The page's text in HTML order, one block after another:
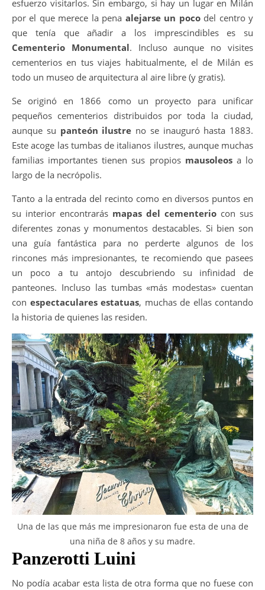
esfuerzo visitarlos. Sin embargo, si hay un lugar en Milán
por el que merece la pena alejarse un pocodel centro y
que tenía que añadir a los imprescindibles es su
Cementerio Monumental. Incluso aunque no visites
cementerios en tus viajes habitualmente, el de Milán es
todo un museo de arquitectura al aire libre (y gratis).
Se originó en 1866 como un proyecto para unificar
pequeños cementerios distribuidos por toda la ciudad,
aunque su panteón ilustre no se inauguró hasta 1883.
Este acoge las tumbas de italianos ilustres, aunque muchas
familias importantes tienen sus propios mausoleosa lo
largo de la necrópolis.
Tanto a la entrada del recinto como en diversos puntos en
su interior encontrarás mapas del cementerio con sus
diferentes zonas y monumentos destacables. Si bien son
una guía fantástica para no perderte algunos de los
rincones más impresionantes, te recomiendo que pasees
un poco a tu antojo descubriendo su infinidad de
panteones. Incluso las tumbas «más modestas» cuentan
con espectaculares estatuas, muchas de ellas contando
la historia de quienes las residen.
Una de las que más me impresionaron fue esta de una de
una niña de 8 años y su madre.
Panzerotti Luini
No podía acabar esta lista de otra forma que no fuese con